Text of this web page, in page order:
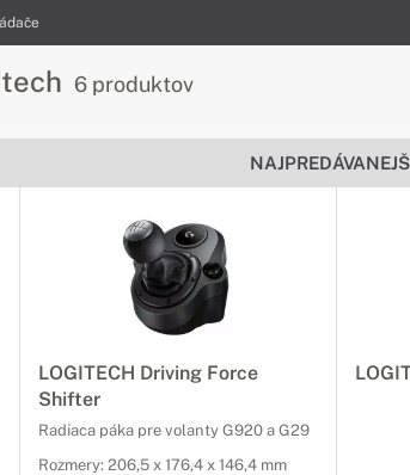
6 produktov
LOGITECH Driving Force
Shifter
Radiaca páka pre volanty G920 a G29
Rozmery: 206,5 x 176,4 x 146,4 mm